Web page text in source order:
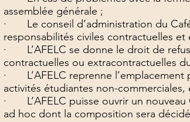
assemblée générale ;
· Le conseil d’administration du Café
responsabilités civiles contractuelles
· L’AFELC se donne le droit de
contractuelles ou extracontractuelles
· L’AFELC reprenne l’emplacement
activités étudiantes non-
· L’AFELC puisse ouvrir un nouveau
ad hoc dont la composition sera